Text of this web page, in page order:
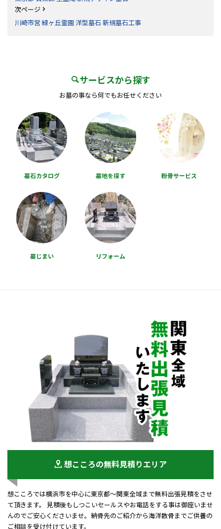
次ページ
川崎市営 緑ヶ丘霊園 洋型墓石 新規墓石工事
サービスから探す
お墓の事なら何でもお任せください
墓石カタログ 墓地を探す 粉骨サービス
墓じまい リフォーム
想こころの無料見積りエリア
想こころでは横浜市を中心に東京都～関東全域まで無料出張見積をさせ
て頂きます。 見積後もしつこいセールスやお電話をする事は御座いませ
んのでご安心くださいませ。納骨先のご紹介から海洋散骨までご供養の
ご相談を受け付けています。